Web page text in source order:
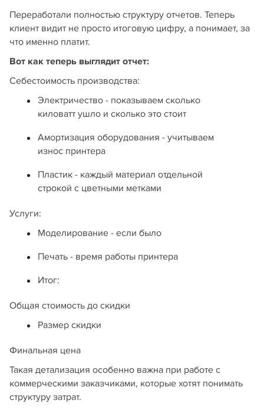
Переработали полностью структуру отчетов. Теперь
клиент видит не просто итоговую цифру, а понимает, за
что именно платит.
Вот как теперь выглядит отчет:
Себестоимость производства:
Электричество - показываем сколько
киловатт ушло и сколько это стоит
Амортизация оборудования - учитываем
износ принтера
Пластик - каждый материал отдельной
строкой с цветными метками
Услуги:
Моделирование - если было
Печать - время работы принтера
Итог:
Общая стоимость до скидки
Размер скидки
Финальная цена
Такая детализация особенно важна при работе с
коммерческими заказчиками, которые хотят понимать
структуру затрат.